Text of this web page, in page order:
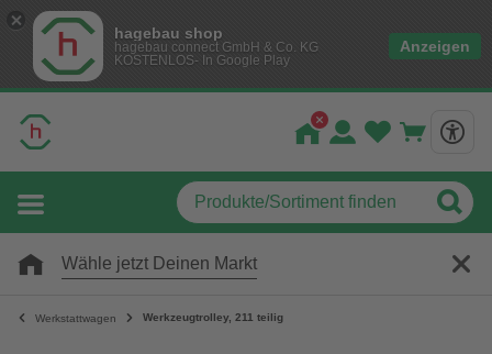
hagebau shop
hagebau connect GmbH & Co. KG
KOSTENLOS- In Google Play
Anzeigen
Wähle jetzt Deinen Markt
Werkstattwagen Werkzeugtrolley, 211 teilig